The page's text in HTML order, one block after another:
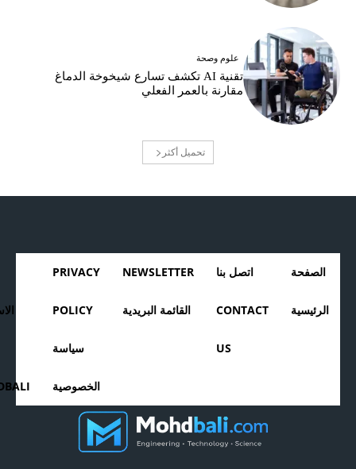
علوم وصحة
تقنية AI تكشف تسارع شيخوخة الدماغ
مقارنة بالعمر الفعلي
تحميل أكثر
الصفحة
الرئيسية
اتصل بنا
CONTACT
US
NEWSLETTER
القائمة البريدية
PRIVACY
POLICY
سياسة
الخصوصية